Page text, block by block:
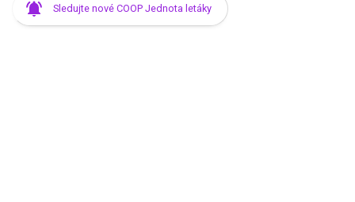
Sledujte nové COOP Jednota letáky